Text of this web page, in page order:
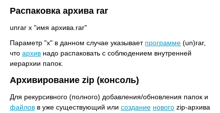
Распаковка архива rar
unrar x "имя архива.rar"
Параметр "x" в данном случае указывает программе (un)rar,
что архив надо распаковать с соблюдением внутренней
иерархии папок.
Архивирование zip (консоль)
Для рекурсивного (полного) добавления/обновления папок и
файлов в уже существующий или создание нового zip-архива